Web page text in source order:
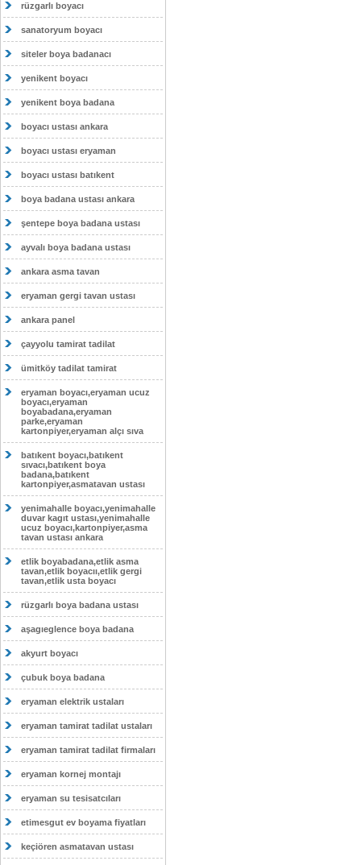
rüzgarlı boyacı
sanatoryum boyacı
siteler boya badanacı
yenikent boyacı
yenikent boya badana
boyacı ustası ankara
boyacı ustası eryaman
boyacı ustası batıkent
boya badana ustası ankara
şentepe boya badana ustası
ayvalı boya badana ustası
ankara asma tavan
eryaman gergi tavan ustası
ankara panel
çayyolu tamirat tadilat
ümitköy tadilat tamirat
eryaman boyacı,eryaman ucuz
boyacı,eryaman
boyabadana,eryaman
parke,eryaman
kartonpiyer,eryaman alçı sıva
batıkent boyacı,batıkent
sıvacı,batıkent boya
badana,batıkent
kartonpiyer,asmatavan ustası
yenimahalle boyacı,yenimahalle
duvar kagıt ustası,yenimahalle
ucuz boyacı,kartonpiyer,asma
tavan ustası ankara
etlik boyabadana,etlik asma
tavan,etlik boyacıı,etlik gergi
tavan,etlik usta boyacı
rüzgarlı boya badana ustası
aşagıeglence boya badana
akyurt boyacı
çubuk boya badana
eryaman elektrik ustaları
eryaman tamirat tadilat ustaları
eryaman tamirat tadilat firmaları
eryaman kornej montajı
eryaman su tesisatcıları
etimesgut ev boyama fiyatları
keçiören asmatavan ustası